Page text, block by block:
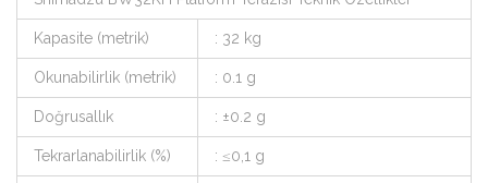
Kapasite (metrik) : 32 kg
Okunabilirlik (metrik) : 0.1 g
Doğrusallık : ±0.2 g
Tekrarlanabilirlik (%) : ≤0,1 g